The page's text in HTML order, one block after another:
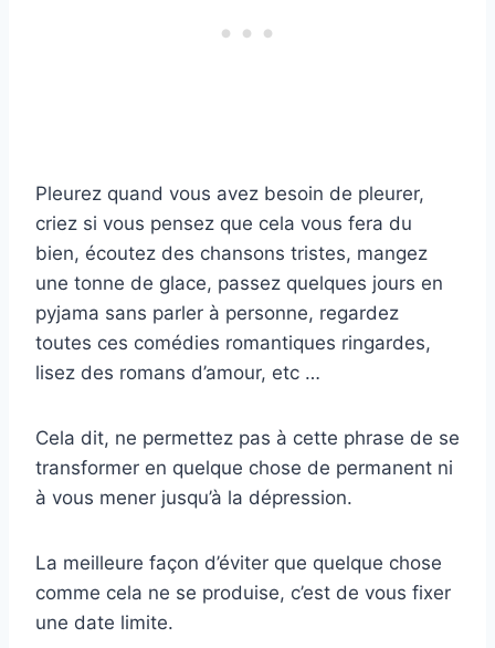
Pleurez quand vous avez besoin de pleurer,
criez si vous pensez que cela vous fera du
bien, écoutez des chansons tristes, mangez
une tonne de glace, passez quelques jours en
pyjama sans parler à personne, regardez
toutes ces comédies romantiques ringardes,
lisez des romans d’amour, etc …
Cela dit, ne permettez pas à cette phrase de se
transformer en quelque chose de permanent ni
à vous mener jusqu’à la dépression.
La meilleure façon d’éviter que quelque chose
comme cela ne se produise, c’est de vous fixer
une date limite.